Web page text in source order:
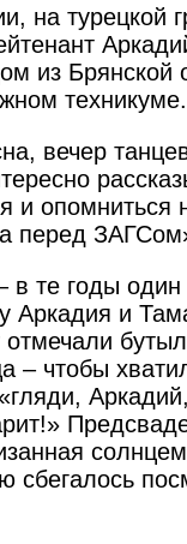
на турецкой
из Брянской
техникуме.
вечер
и опомниться
перед
те годы один
Аркадия и
– чтобы